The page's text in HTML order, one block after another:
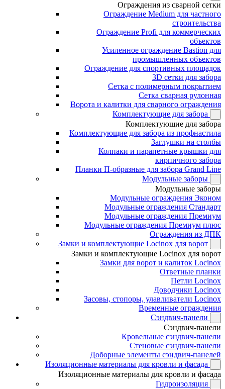
Ограждения из сварной сетки
Ограждение Medium для частного
строительства
Ограждение Profi для коммерческих
объектов
Усиленное ограждение Bastion для
промышленных объектов
Ограждение для спортивных площадок
3D сетки для забора
Сетка с полимерным покрытием
Сетка сварная рулонная
Ворота и калитки для сварного ограждения
Комплектующие для забора
Комплектующие для забора
Комплектующие для забора из профнастила
Заглушки на столбы
Колпаки и парапетные крышки для
кирпичного забора
Планки П-образные для забора Grand Line
Модульные заборы
Модульные заборы
Модульные ограждения Эконом
Модульные ограждения Стандарт
Модульные ограждения Премиум
Модульные ограждения Премиум плюс
Ограждения из ДПК
Замки и комплектующие Locinox для ворот
Замки и комплектующие Locinox для ворот
Замки для ворот и калиток Locinox
Ответные планки
Петли Locinox
Доводчики Locinox
Засовы, стопоры, улавливатели Locinox
Временные ограждения
Сэндвич-панели
Сэндвич-панели
Кровельные сэндвич-панели
Стеновые сэндвич-панели
Доборные элементы сэндвич-панелей
Изоляционные материалы для кровли и фасада
Изоляционные материалы для кровли и фасада
Гидроизоляция